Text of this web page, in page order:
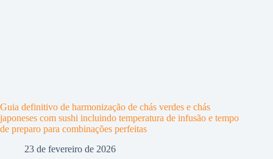
Guia definitivo de harmonização de chás verdes e chás
japoneses com sushi incluindo temperatura de infusão e tempo
de preparo para combinações perfeitas
23 de fevereiro de 2026